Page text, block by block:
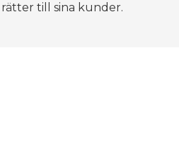
till sina kunder.